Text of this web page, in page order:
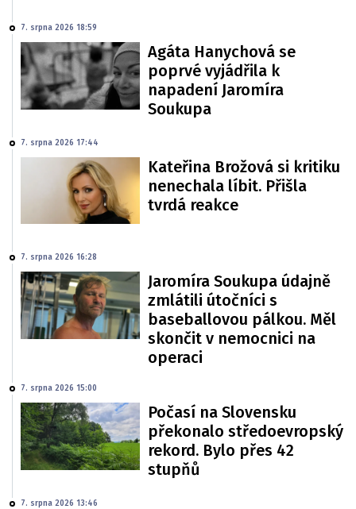
7. srpna 2026 18:59
Agáta Hanychová se
poprvé vyjádřila k
napadení Jaromíra
Soukupa
7. srpna 2026 17:44
Kateřina Brožová si kritiku
nenechala líbit. Přišla
tvrdá reakce
7. srpna 2026 16:28
Jaromíra Soukupa údajně
zmlátili útočníci s
baseballovou pálkou. Měl
skončit v nemocnici na
operaci
7. srpna 2026 15:00
Počasí na Slovensku
překonalo středoevropský
rekord. Bylo přes 42
stupňů
7. srpna 2026 13:46